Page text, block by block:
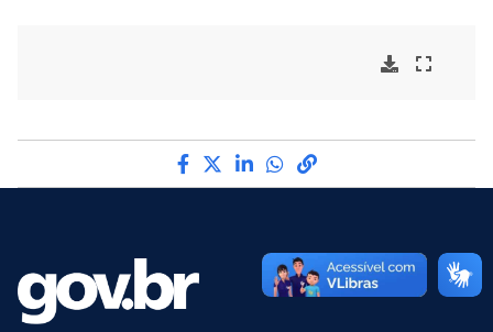
Compartilhe por Facebook
Compartilhe por Twitter
Compartilhe por
Compartilhe por
link para Copiar